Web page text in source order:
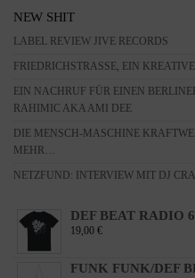
NEW SHIT
LABEL REVIEW JIVE RECORDS
FRIEDRICHSTRASSE, EIN
EIN NACHRUF FÜR EINEN
RAHIMIC AKA AMI DEE
DIE MENSCH-MASCHINE
MEHR…
NETZFUND: INTERVIEW MIT DJ
DEF BEAT RADIO
19,00 €
FUNK FUNK/DEF